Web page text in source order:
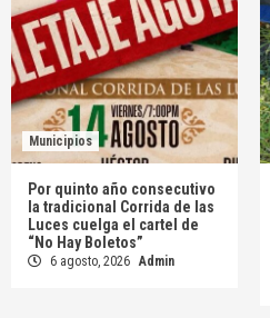
Municipios
Por quinto año consecutivo
la tradicional Corrida de las
Luces cuelga el cartel de
“No Hay Boletos”
6 agosto, 2026 Admin